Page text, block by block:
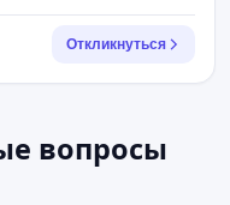
Откликнуться
вопросы